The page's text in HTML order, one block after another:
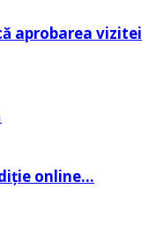
aprobarea vizitei
online…